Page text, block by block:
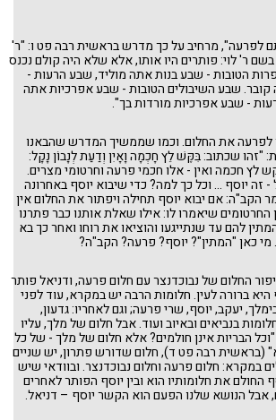
בחוקותי
בהר
אמור
קדושים
אחרי מות
מצורע
שמיני
צו
ויקרא
פקודי
ויקהל
כי תשא
תצוה
תרומה
משפטים
יתרו
בא
וארא
שמות
ויחי
ויגש
מקץ
וישב
וישלח
ויצא
תולדות
לפרעה", מרחיב על כך מדרש בראשית רבה פט ו: "ר'
בשם ר' לוי: פותרים היו אותו, אלא שלא היה קולם נכנס
הטובות - שבע בנות אתה מוליד, שבע הרעות -
שבע השיבולים הטובות - שבע אפרכיות אתה
- שבע אפרכיות מורדות בך".
לפרעה את החלום. וכמו שממשיך המדרש שהבאנו
"זהו שכתוב: בִּקֶּשׁ לֵץ חָכְמָה וָאָיִן וְדַעַת לְנָבוֹן נָקָל:
לץ חכמה ואין - אלו חכמי פרעה וחרטומי מצרים.
- זה יוסף ... וכל כך למה? כדי שיבוא יוסף באחרונה
הקב"ה: אם יבוא יוסף תחילה ויפתור את החלום אין
החרטומים שיאמרו לו: אילו שאלת אותנו כבר פתרנו
להם עד שנתייגעו והוציאו את רוחו ואחר כך בא
מי כאן "המתין"? יוסף? פרעה? הקב"ה?
החלום של נבוכדנצר עם חלום פרעה, ודניאל פותר
היא ברורה לעין. חלומות הרבה יש במקרא, עוד לפני
יעקב, יוסף, שרי פרעה; וגם לאחריו: גדעון,
בנביאים ובאיוב ועוד. אבל חלום של מלך, עליו
הבריות אינן חולמים? אלא חלום של מלך - של כל
(בראשית רבה פט ד), חלום שדורש פתרון, יש שניים
במקרא: חלום פרעה וחלום נבוכדנצר. ובוודאי שיש
החולם את חלומותיו הוא ובין יוסף הפותר לאחרים
אבל הנושא שלנו הפעם הוא הקשר יוסף – דניאל.